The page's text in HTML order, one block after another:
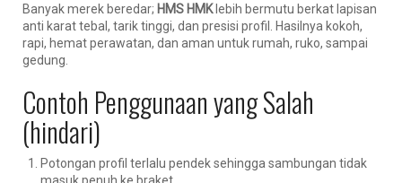
Banyak merek beredar; HMS HMKlebih bermutu berkat lapisan
anti karat tebal, tarik tinggi, dan presisi profil. Hasilnya kokoh,
rapi, hemat perawatan, dan aman untuk rumah, ruko, sampai
gedung.
Contoh Penggunaan yang Salah
(hindari)
Potongan profil terlalu pendek sehingga sambungan tidak